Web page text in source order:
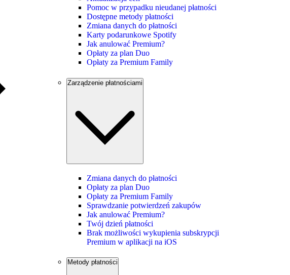
Pomoc w przypadku nieudanej płatności
Dostępne metody płatności
Zmiana danych do płatności
Karty podarunkowe Spotify
Jak anulować Premium?
Opłaty za plan Duo
Opłaty za Premium Family
Zarządzenie płatnościami
Zmiana danych do płatności
Opłaty za plan Duo
Opłaty za Premium Family
Sprawdzanie potwierdzeń zakupów
Jak anulować Premium?
Twój dzień płatności
Brak możliwości wykupienia subskrypcji
Premium w aplikacji na iOS
Metody płatności